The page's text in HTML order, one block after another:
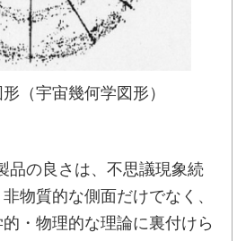
（宇宙幾何学図形）
品の良さは、不思議現象続
物質的な側面だけでなく、
・物理的な理論に裏付けら